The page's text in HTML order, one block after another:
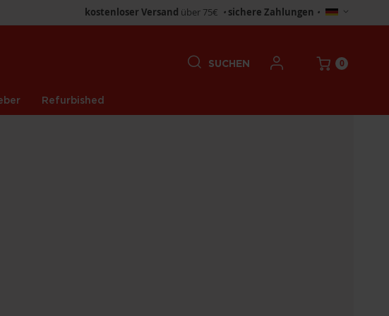
kostenloser Versand über 75€ • sichere Zahlungen • Store
wählen
Refurbished
SUCHEN 0